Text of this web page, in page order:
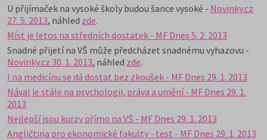
U přijímaček na vysoké školy budou šance vysoké - Novinky.cz
27. 5. 2013, náhled zde.
Míst je letos na středních dostatek - MF Dnes 5. 2. 2013
Snadné přijetí na VŠ může předcházet snadnému vyhazovu -
Novinky.cz 30. 1. 2013, náhled zde.
I na medicínu se dá dostat bez zkoušek - MF Dnes 29. 1. 2013
Nával je stále na psychologii, práva a umění - MF Dnes 29. 1.
2013
Nejlepší jsou kurzy přímo na VŠ - MF Dnes 29. 1. 2013
Angličtina pro ekonomické fakulty - test - MF Dnes 29. 1. 2013